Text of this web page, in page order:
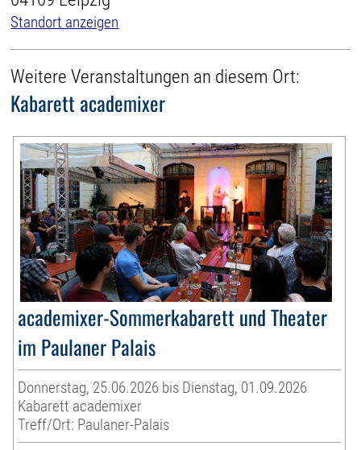
Standort anzeigen
Weitere Veranstaltungen an diesem Ort:
Kabarett academixer
academixer-Sommerkabarett und Theater
im Paulaner Palais
Donnerstag, 25.06.2026 bis Dienstag, 01.09.2026
Kabarett academixer
Treff/Ort: Paulaner-Palais